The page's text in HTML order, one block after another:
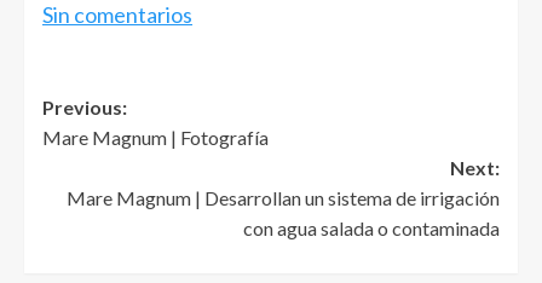
Sin comentarios
Post
navigation
Previous:
Mare Magnum | Fotografía
Next:
Mare Magnum | Desarrollan un sistema de irrigación
con agua salada o contaminada